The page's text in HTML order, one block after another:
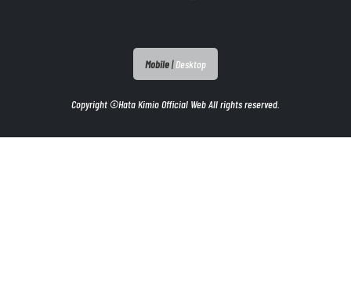
Mobile|Desktop
Copyright ©Hata Kimio Official Web All rights reserved.